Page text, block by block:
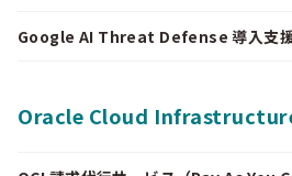
Google AI Threat Defense 導入支
Oracle Cloud